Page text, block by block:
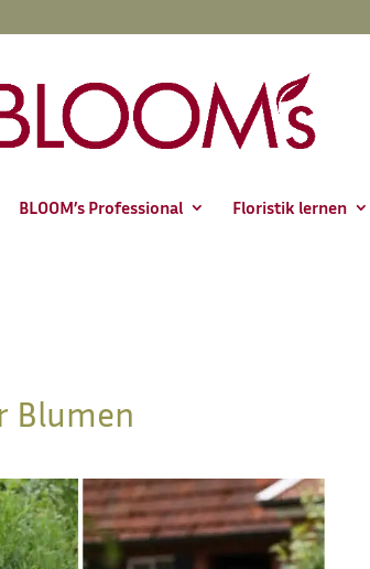
BLOOM’s Professional Floristik lernen
Blumen